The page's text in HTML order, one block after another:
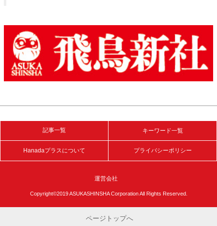
記事一覧 キーワード一覧
Hanadaプラスについて プライバシーポリシー
運営会社
Copyright©2019 ASUKASHINSHA Corporation All Rights Reserved.
ページトップへ